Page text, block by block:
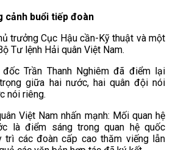
cảnh buổi tiếp đoàn
trưởng Cục Hậu cần-Kỹ thuật và một
Tư lệnh Hải quân Việt Nam.
Trần Thanh Nghiêm đã điểm lại
giữa hai nước, hai quân đội nói
nói riêng.
Việt Nam nhấn mạnh: Mối quan hệ
là điểm sáng trong quan hệ quốc
trì các đoàn cấp cao thăm viếng lẫn